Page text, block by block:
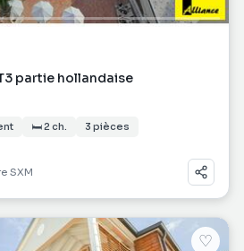
partie hollandaise
🛏 2 ch. 3 pièces
SXM
♡